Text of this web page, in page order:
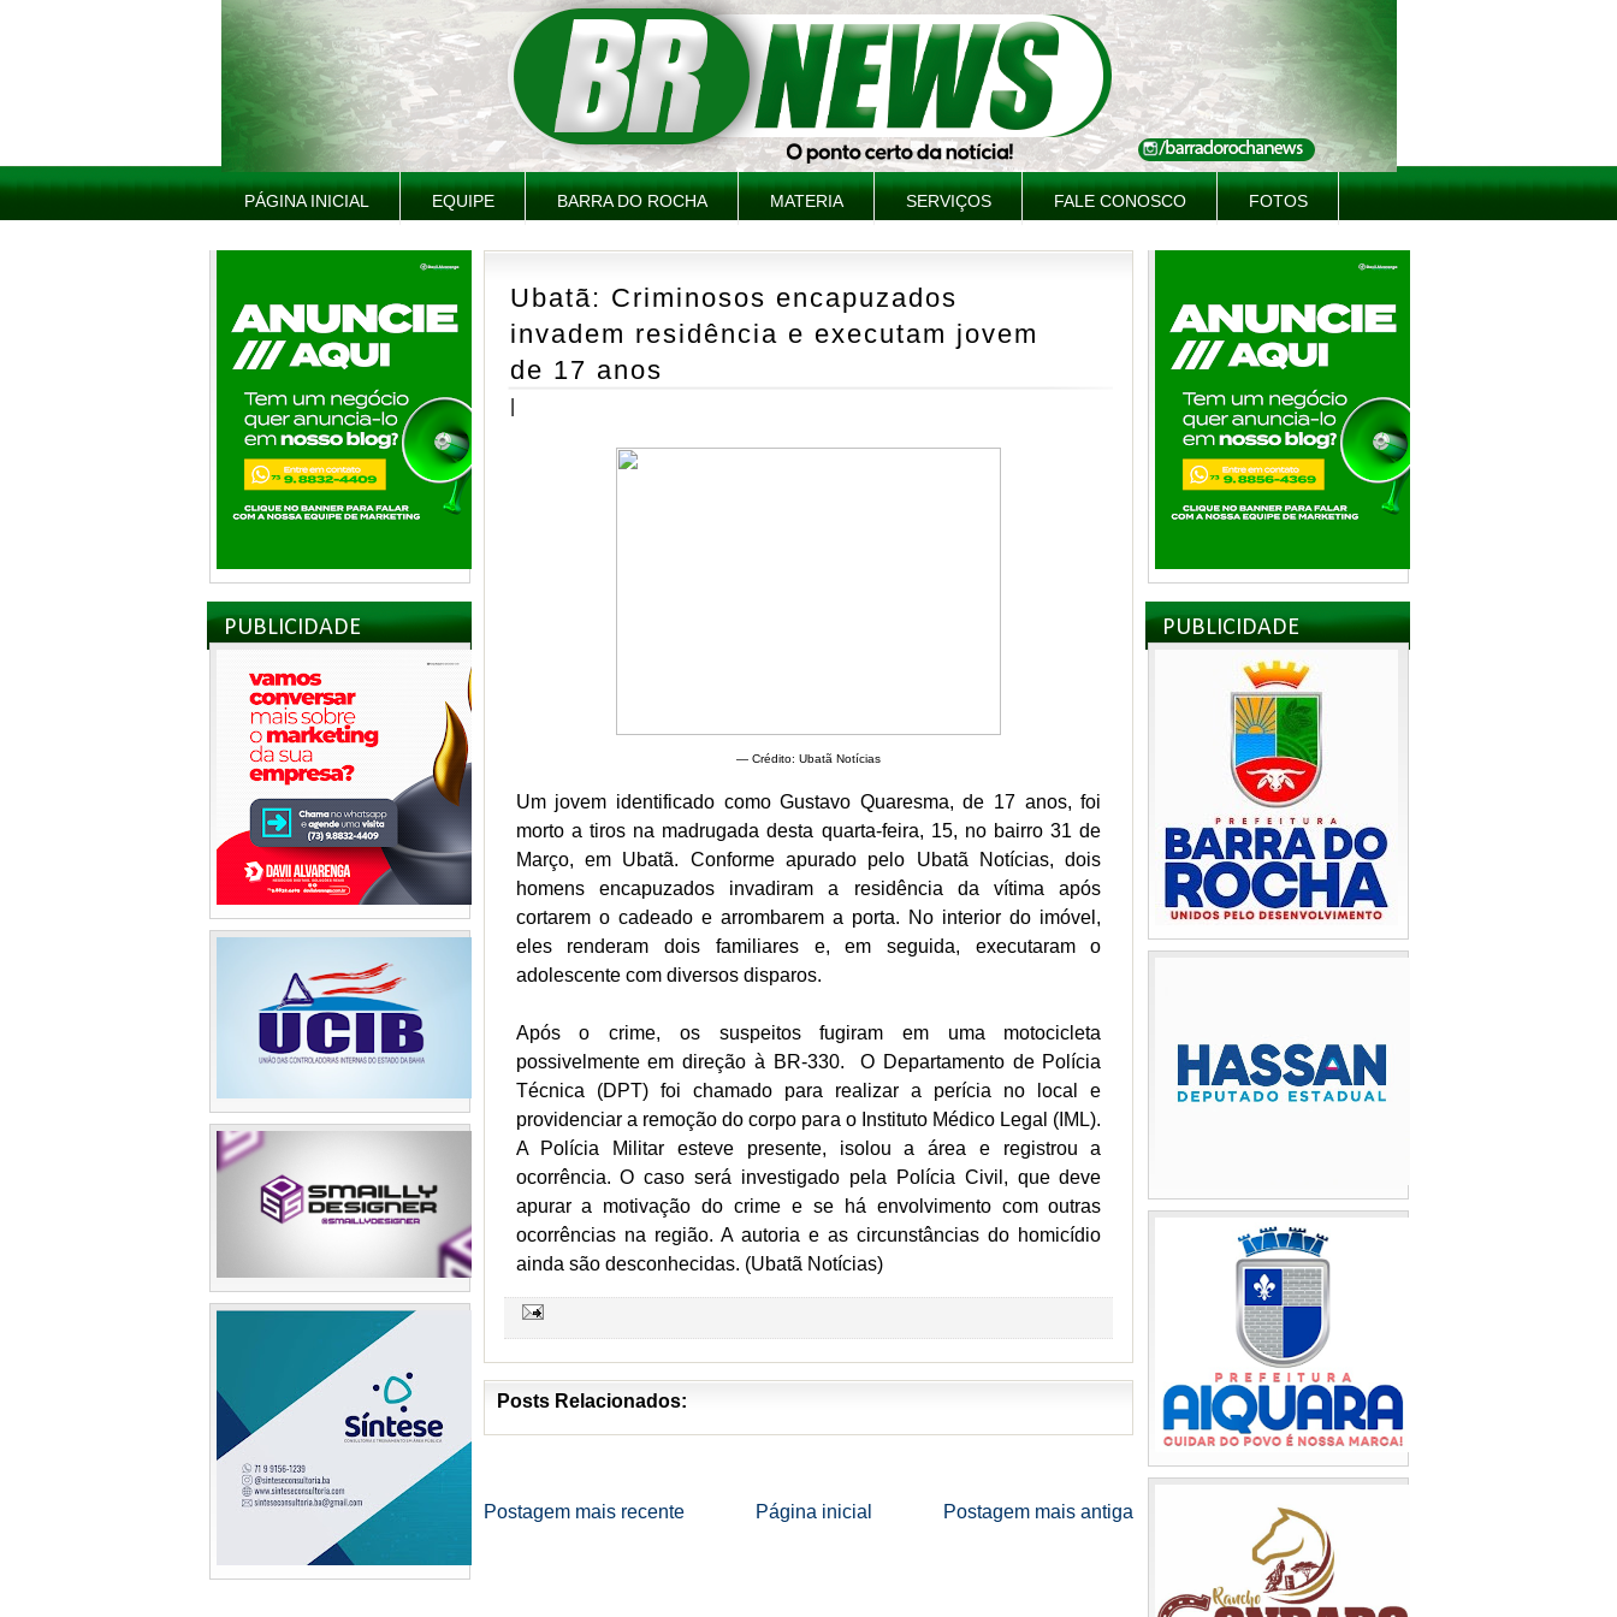
PÁGINA INICIAL EQUIPE BARRA DO ROCHA MATERIA SERVIÇOS FALE CONOSCO FOTOS
PUBLICIDADE
Ubatã: Criminosos encapuzados
invadem residência e executam jovem
de 17 anos
— Crédito: Ubatã Notícias
Um jovem identificado como Gustavo Quaresma, de 17 anos, foi
morto a tiros na madrugada desta quarta-feira, 15, no bairro 31 de
Março, em Ubatã. Conforme apurado pelo Ubatã Notícias, dois
homens encapuzados invadiram a residência da vítima após
cortarem o cadeado e arrombarem a porta. No interior do imóvel,
eles renderam dois familiares e, em seguida, executaram o
adolescente com diversos disparos.
Após o crime, os suspeitos fugiram em uma motocicleta
possivelmente em direção à BR-330. O Departamento de Polícia
Técnica (DPT) foi chamado para realizar a perícia no local e
providenciar a remoção do corpo para o Instituto Médico Legal (IML).
A Polícia Militar esteve presente, isolou a área e registrou a
ocorrência. O caso será investigado pela Polícia Civil, que deve
apurar a motivação do crime e se há envolvimento com outras
ocorrências na região. A autoria e as circunstâncias do homicídio
ainda são desconhecidas. (Ubatã Notícias)
Posts Relacionados:
Postagem mais recente Postagem mais antiga
Página inicial
PUBLICIDADE